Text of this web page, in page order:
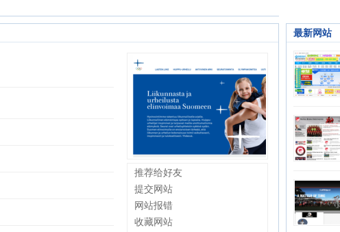
推荐给好友
提交网站
网站报错
收藏网站
最新网站